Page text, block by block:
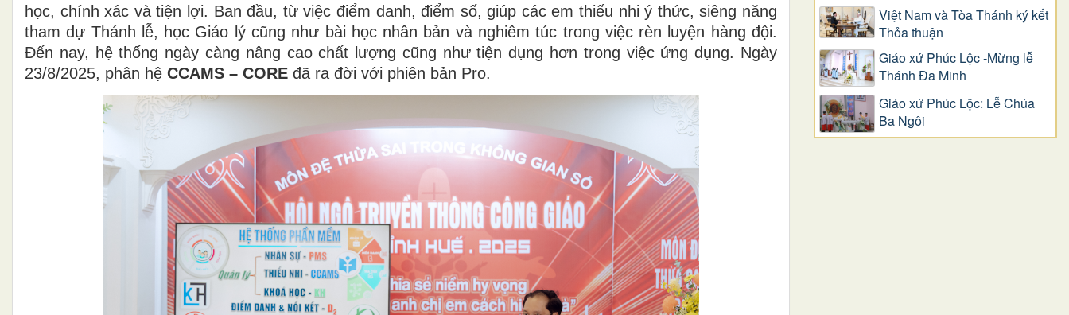
học, chính xác và tiện lợi. Ban đầu, từ việc điểm danh, điểm số, giúp các em thiếu nhi ý thức, siêng năng
tham dự Thánh lễ, học Giáo lý cũng như bài học nhân bản và nghiêm túc trong việc rèn luyện hàng đội.
Đến nay, hệ thống ngày càng nâng cao chất lượng cũng như tiện dụng hơn trong việc ứng dụng. Ngày
23/8/2025, phân hệ CCAMS – CORE đã ra đời với phiên bản Pro.
Việt Nam và Tòa Thánh ký kết
Thỏa thuận
Giáo xứ Phúc Lộc -Mừng lễ
Thánh Đa Minh
Giáo xứ Phúc Lộc: Lễ Chúa
Ba Ngôi